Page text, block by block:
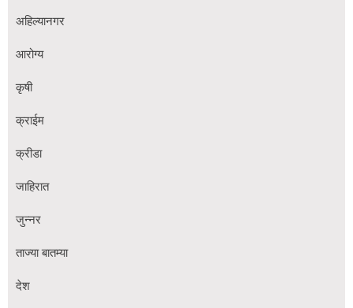
अहिल्यानगर
आरोग्य
कृषी
क्राईम
क्रीडा
जाहिरात
जुन्नर
ताज्या बातम्या
देश